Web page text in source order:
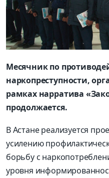
Месячник по
наркопреступности,
рамках нарратива
продолжается.
В Астане реализуется
усилению
борьбу с
уровня